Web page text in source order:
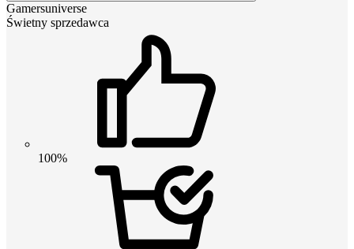
Gamersuniverse
Świetny sprzedawca
100%